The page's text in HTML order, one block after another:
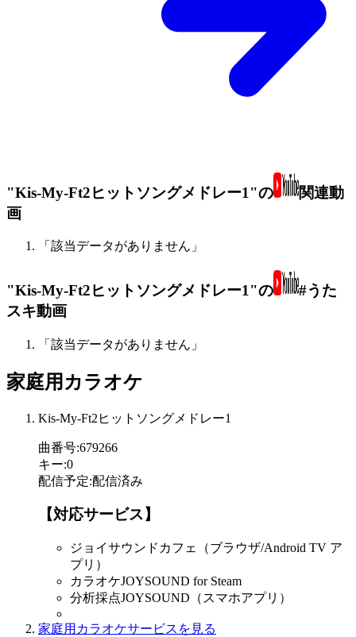
"Kis-My-Ft2ヒットソングメドレー1"の
関連動
画
「該当データがありません」
"Kis-My-Ft2ヒットソングメドレー1"の
#うた
スキ動画
「該当データがありません」
家庭用カラオケ
Kis-My-Ft2ヒットソングメドレー1
曲番号:679266
キー:0
配信予定:配信済み
【対応サービス】
ジョイサウンドカフェ（ブラウザ/Android TV ア
プリ）
カラオケJOYSOUND for Steam
分析採点JOYSOUND（スマホアプリ）
家庭用カラオケサービスを見る